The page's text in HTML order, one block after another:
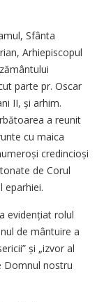
Sfânta
Arhiepiscopul
parte pr. Oscar
II, și arhim.
a reunit
cu maica
credincioși
de Corul
eparhiei.
evidențiat rolul
de mântuire a
și „izvor al
Domnul nostru